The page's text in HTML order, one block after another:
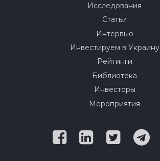
Исследования
Статьи
Интервью
Инвестируем в Украину
Рейтинги
Библиотека
Инвесторы
Мероприятия